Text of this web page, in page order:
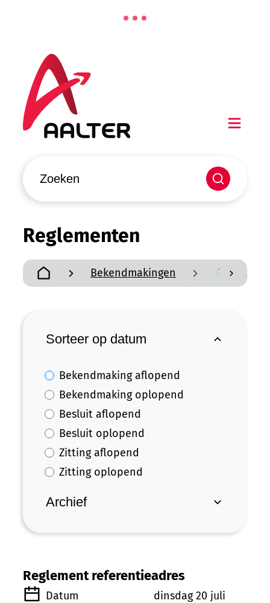
Aalter
Zoeken
Reglementen
scroll
Startpagina
Bekendmakingen
Verfijn of wijzig resultaten
Sorteer op datum
Bekendmaking aflopend
Bekendmaking oplopend
Besluit aflopend
Besluit oplopend
Zitting aflopend
Zitting oplopend
Archief
Bekendmakingen
Reglement referentieadres
Datum
dinsdag 20 juli